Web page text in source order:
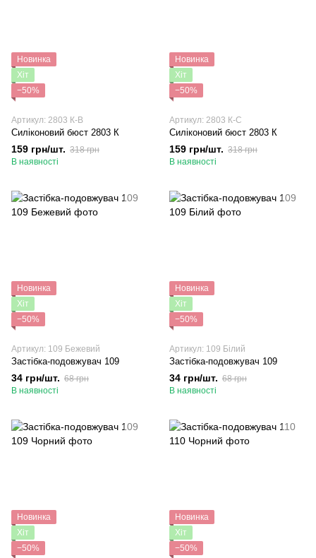
Новинка
Хіт
−50%
Артикул: 2803 К-B
Силіконовий бюст 2803 К
159 грн/шт. 318 грн
В наявності
Новинка
Хіт
−50%
Артикул: 2803 К-C
Силіконовий бюст 2803 К
159 грн/шт. 318 грн
В наявності
Новинка
Хіт
−50%
Артикул: 109 Бежевий
Застібка-подовжувач 109
34 грн/шт. 68 грн
В наявності
Новинка
Хіт
−50%
Артикул: 109 Білий
Застібка-подовжувач 109
34 грн/шт. 68 грн
В наявності
Новинка
Хіт
−50%
Новинка
Хіт
−50%